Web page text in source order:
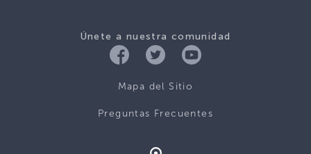
Únete a nuestra comunidad
Mapa del Sitio
Preguntas Frecuentes